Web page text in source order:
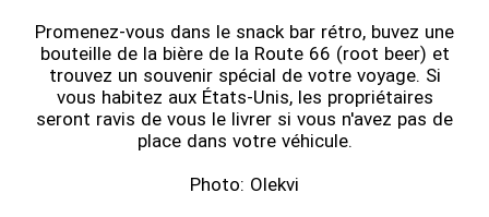
Promenez-vous dans le snack bar rétro, buvez une
bouteille de la bière de la Route 66 (root beer) et
trouvez un souvenir spécial de votre voyage. Si
vous habitez aux États-Unis, les propriétaires
seront ravis de vous le livrer si vous n'avez pas de
place dans votre véhicule.
Photo: Olekvi